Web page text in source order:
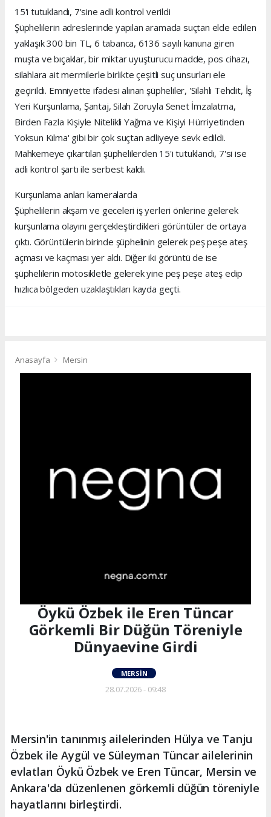
15'i tutuklandı, 7'sine adli kontrol verildi
Şüphelilerin adreslerinde yapılan aramada suçtan elde edilen
yaklaşık 300 bin TL, 6 tabanca, 6136 sayılı kanuna giren
muşta ve bıçaklar, bir miktar uyuşturucu madde, pos cihazı,
silahlara ait mermilerle birlikte çeşitli suç unsurları ele
geçirildi. Emniyette ifadesi alınan şüpheliler, 'Silahlı Tehdit, İş
Yeri Kurşunlama, Şantaj, Silah Zoruyla Senet İmzalatma,
Birden Fazla Kişiyle Nitelikli Yağma ve Kişiyi Hürriyetinden
Yoksun Kılma' gibi bir çok suçtan adliyeye sevk edildi.
Mahkemeye çıkartılan şüphelilerden 15'i tutuklandı, 7'si ise
adli kontrol şartı ile serbest kaldı.
Kurşunlama anları kameralarda
Şüphelilerin akşam ve geceleri iş yerleri önlerine gelerek
kurşunlama olayını gerçekleştirdikleri görüntüler de ortaya
çıktı. Görüntülerin birinde şüphelinin gelerek peş peşe ateş
açması ve kaçması yer aldı. Diğer iki görüntü de ise
şüphelilerin motosikletle gelerek yine peş peşe ateş edip
hızlıca bölgeden uzaklaştıkları kayda geçti.
Anasayfa Mersin
Öykü Özbek ile Eren Tüncar
Görkemli Bir Düğün Töreniyle
Dünyaevine Girdi
MERSIN
28.07.2026 - 09:48
Mersin'in tanınmış ailelerinden Hülya ve Tanju
Özbek ile Aygül ve Süleyman Tüncar ailelerinin
evlatları Öykü Özbek ve Eren Tüncar, Mersin ve
Ankara'da düzenlenen görkemli düğün töreniyle
hayatlarını birleştirdi.